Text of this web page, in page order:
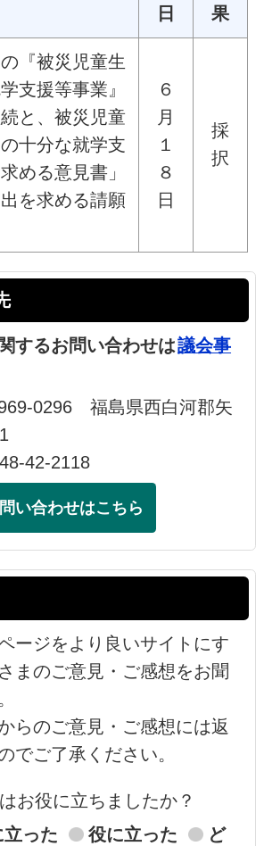
日
果
の『被災児童生
支援等事業』
と、被災児童
十分な就学支
める意見書」
を求める請願
６
月
１
８
日
採
択
するお問い合わせは議会事
0296 福島県西白河郡矢
42-2118
い合わせはこちら
ージをより良いサイトにす
まのご意見・ご感想をお聞
らのご意見・ご感想には返
でご了承ください。
お役に立ちましたか？
った
役に立った
ど